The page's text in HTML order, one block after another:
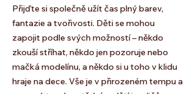
Přijďte si společně užít čas plný barev,
fantazie a tvořivosti. Děti se mohou
zapojit podle svých možností – někdo
zkouší stříhat, někdo jen pozoruje nebo
mačká modelínu, a někdo si u toho v klidu
hraje na dece. Vše je v přirozeném tempu a